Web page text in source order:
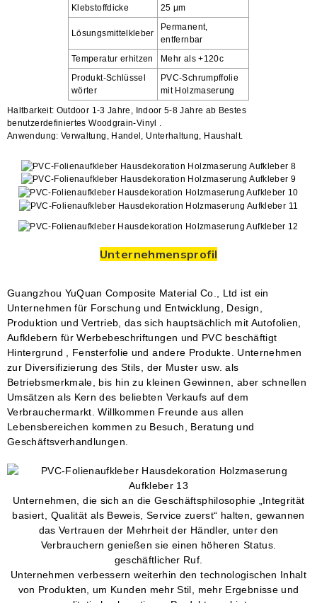
Klebstoffdicke 25 μm
Lösungsmittelkleber
Permanent,
entfernbar
Temperatur erhitzen
Mehr als +120c
Produkt-Schlüssel
wörter
PVC-Schrumpffolie
mit Holzmaserung
Haltbarkeit: Outdoor 1-3 Jahre, Indoor 5-8 Jahre ab Bestes
benutzerdefiniertes Woodgrain-Vinyl .
Anwendung: Verwaltung, Handel, Unterhaltung, Haushalt.
Unternehmensprofil
Guangzhou YuQuan Composite Material Co., Ltd ist ein
Unternehmen für Forschung und Entwicklung, Design,
Produktion und Vertrieb, das sich hauptsächlich mit Autofolien,
Aufklebern für Werbebeschriftungen und PVC beschäftigt
Hintergrund
, Fensterfolie und andere Produkte. Unternehmen
zur Diversifizierung des Stils, der Muster usw. als
Betriebsmerkmale, bis hin zu kleinen Gewinnen, aber schnellen
Umsätzen als Kern des beliebten Verkaufs auf dem
Verbrauchermarkt. Willkommen Freunde aus allen
Lebensbereichen kommen zu Besuch, Beratung und
Geschäftsverhandlungen.
Unternehmen, die sich an die Geschäftsphilosophie „Integrität
basiert, Qualität als Beweis, Service zuerst“ halten, gewannen
das Vertrauen der Mehrheit der Händler, unter den
Verbrauchern genießen sie einen höheren Status.
geschäftlicher Ruf.
Unternehmen verbessern weiterhin den technologischen Inhalt
von Produkten, um Kunden mehr Stil, mehr Ergebnisse und